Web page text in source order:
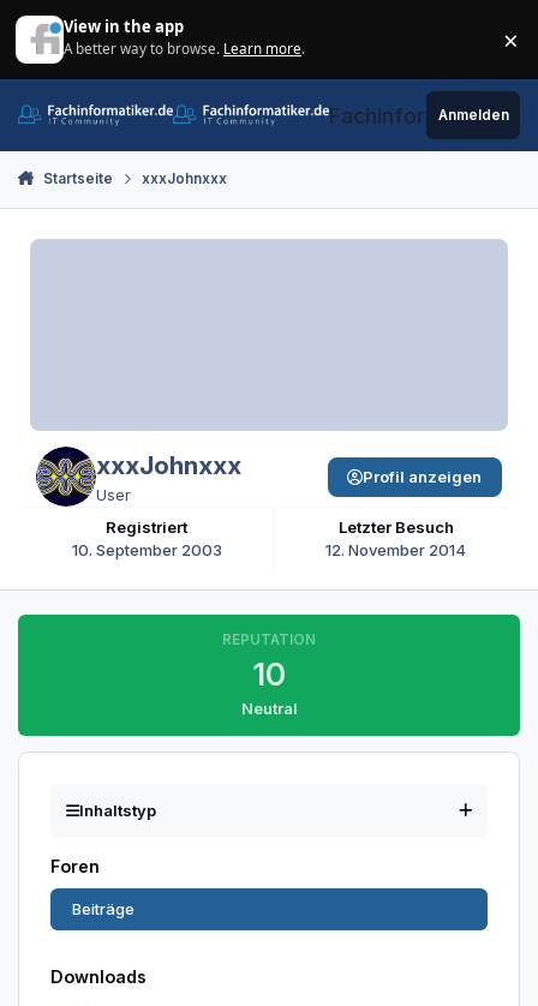
View in the app
A better way to browse. Learn more. ×
Fachinformatiker.de
Anmelden
Startseite xxxJohnxxx
xxxJohnxxx
User
Registriert
10. September 2003
Letzter Besuch
12. November 2014
Profil anzeigen
REPUTATION
10
Neutral
Inhaltstyp
Foren
Beiträge
Downloads